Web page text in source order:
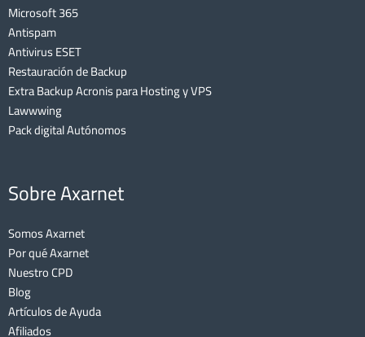
Microsoft 365
Antispam
Antivirus ESET
Restauración de Backup
Extra Backup Acronis para Hosting y VPS
Lawwwing
Pack digital Autónomos
Sobre Axarnet
Somos Axarnet
Por qué Axarnet
Nuestro CPD
Blog
Artículos de Ayuda
Afiliados